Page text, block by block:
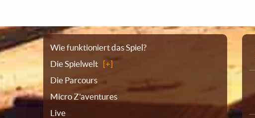
Sitemap
Wie funktioniert das Spiel?
Die Spielwelt
Die Parcours
Micro Z'aventures
Live